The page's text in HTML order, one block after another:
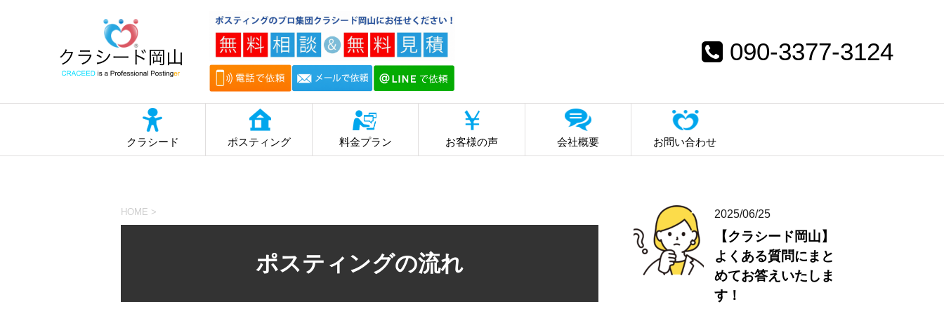
090-3377-3124
クラシード ポスティング 料金プラン お客様の声 会社概要 お問い合わせ
HOME >
ポスティングの流れ
2025/06/25
【クラシード岡山】
よくある質問にまと
めてお答えいたしま
す！